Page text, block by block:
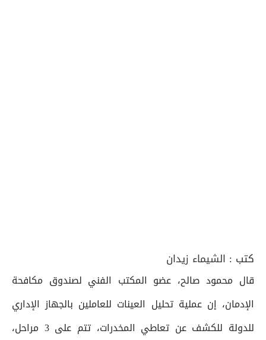
كتب : الشيماء زيدان
قال محمود صالح، عضو المكتب الفني لصندوق مكافحة
الإدمان، إن عملية تحليل العينات للعاملين بالجهاز الإداري
للدولة للكشف عن تعاطي المخدرات، تتم على 3 مراحل،